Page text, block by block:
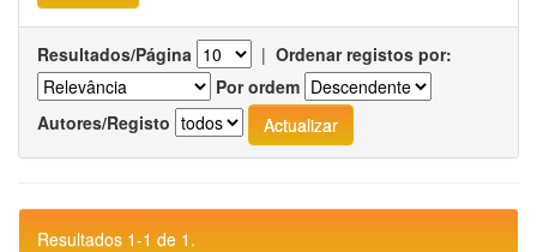
Resultados/Página | Ordenar registos por:
Por ordem
Autores/Registo
Resultados 1-1 de 1.